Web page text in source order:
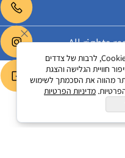
לידיעתך, באתרנו נעשה שימוש בקבצי Cookies, לרבות של צדדים
חוויית הגלישה והצגת
מהווה את הסכמתך לשימוש
מדיניות הפרטיות